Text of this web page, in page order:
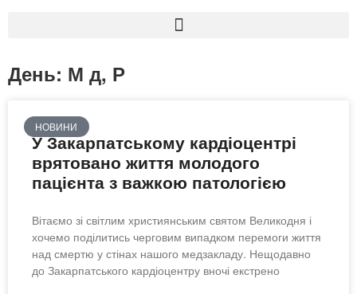
День: М д, Р
НОВИНИ
У Закарпатському кардіоцентрі
врятовано життя молодого
пацієнта з важкою патологією
Вітаємо зі світлим християнським святом Великодня і
хочемо поділитись черговим випадком перемоги життя
над смертю у стінах нашого медзакладу. Нещодавно
до Закарпатського кардіоцентру вночі екстрено